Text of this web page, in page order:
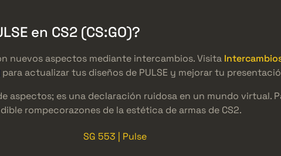
en CS2 (CS:GO)?
nuevos aspectos mediante intercambios. Visita
para actualizar tus diseños de PULSE y mejorar tu
aspectos; es una declaración ruidosa en un mundo virtual.
rompecorazones de la estética de armas de CS2.
SG 553 | Pulse